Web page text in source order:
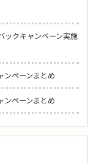
ックキャンペーン実施
ンペーンまとめ
ンペーンまとめ